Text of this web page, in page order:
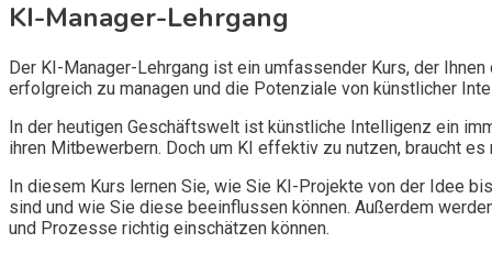
KI-Manager-Lehrgang
Der KI-Manager-Lehrgang ist ein umfassender Kurs, der
erfolgreich zu managen und die Potenziale von künstlicher
In der heutigen Geschäftswelt ist künstliche Intelligenz ein
ihren Mitbewerbern. Doch um KI effektiv zu nutzen, braucht
In diesem Kurs lernen Sie, wie Sie KI-Projekte von der Idee
sind und wie Sie diese beeinflussen können. Außerdem
und Prozesse richtig einschätzen können.